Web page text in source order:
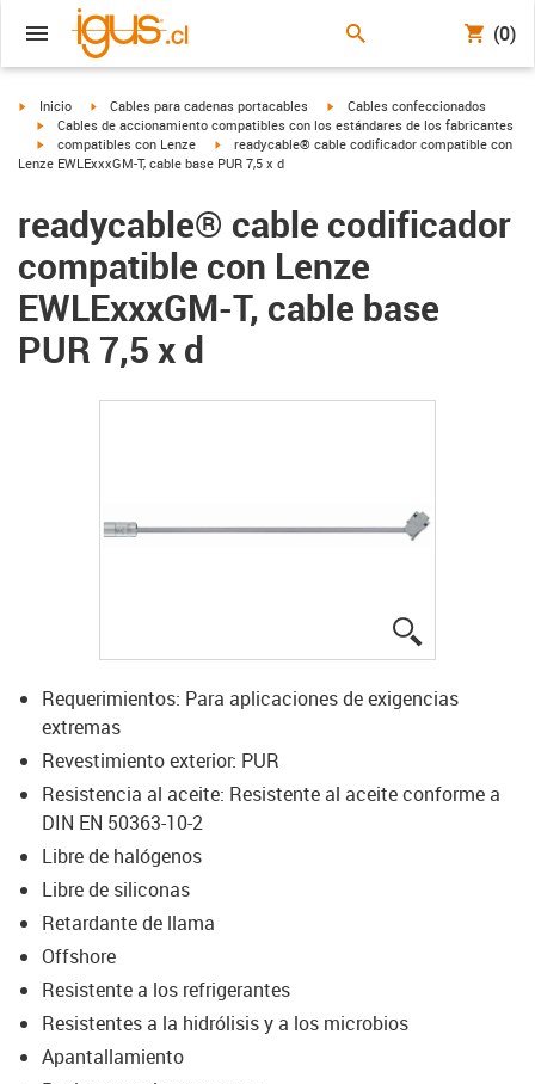
(0)
igus-icon-arrow-right
Inicio igus-icon-arrow-right
Cables para cadenas portacables igus-icon-arrow-right
Cables confeccionados
igus-icon-arrow-right
Cables de accionamiento compatibles con los estándares de los fabricantes
igus-icon-arrow-right
compatibles con Lenze igus-icon-arrow-right
readycable® cable codificador compatible con
Lenze EWLExxxGM-T, cable base PUR 7,5 x d
readycable® cable codificador
compatible con Lenze
EWLExxxGM-T, cable base
PUR 7,5 x d
Requerimientos: Para aplicaciones de exigencias
extremas
Revestimiento exterior: PUR
Resistencia al aceite: Resistente al aceite conforme a
DIN EN 50363-10-2
Libre de halógenos
Libre de siliconas
Retardante de llama
Offshore
Resistente a los refrigerantes
Resistentes a la hidrólisis y a los microbios
Apantallamiento